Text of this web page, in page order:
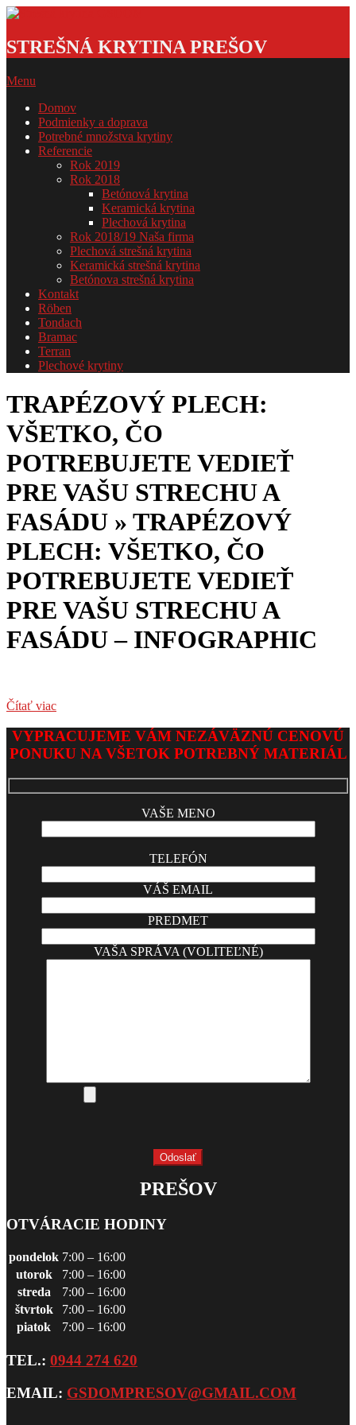
Skip
content
krytina
GSDOM
STREŠNÁ KRYTINA PREŠOV
Primary
Menu
Menu
Domov
Podmienky a doprava
Potrebné množstva krytiny
Referencie
Rok 2019
Rok 2018
Betónová krytina
Keramická krytina
Plechová krytina
Rok 2018/19 Naša firma
Plechová strešná krytina
Keramická strešná krytina
Betónova strešná krytina
Kontakt
Röben
Tondach
Bramac
Terran
Plechové krytiny
TRAPÉZOVÝ PLECH:
VŠETKO, ČO
POTREBUJETE VEDIEŤ
PRE VAŠU STRECHU A
FASÁDU » TRAPÉZOVÝ
PLECH: VŠETKO, ČO
POTREBUJETE VEDIEŤ
PRE VAŠU STRECHU A
FASÁDU – INFOGRAPHIC
Čítať viac
2026-
02-
23
VYPRACUJEME VÁM NEZÁVÄZNÚ CENOVÚ
PONUKU NA VŠETOK POTREBNÝ MATERIÁL
VAŠE MENO
TELEFÓN
VÁŠ EMAIL
PREDMET
VAŠA SPRÁVA (VOLITEĽNÉ)
PREŠOV
OTVÁRACIE HODINY
pondelok 7:00 – 16:00
utorok
7:00 – 16:00
streda
7:00 – 16:00
štvrtok
7:00 – 16:00
piatok
7:00 – 16:00
TEL.: 0944 274 620
EMAIL: GSDOMPRESOV@GMAIL.COM